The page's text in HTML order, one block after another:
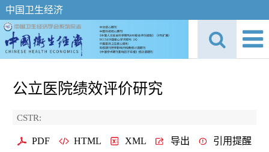
中国卫生经济
公立医院绩效评价研究
CSTR:
PDF HTML XML 导出 引用提醒